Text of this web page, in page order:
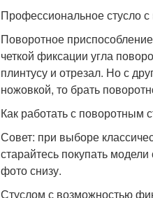
Профессиональное стусло
Поворотное
четкой фиксации угла
плинтусу и отрезал. Но с
ножовкой, то брать
Как работать с поворотным
Совет: при выборе
старайтесь покупать
фото снизу.
Стуслом с возможностью